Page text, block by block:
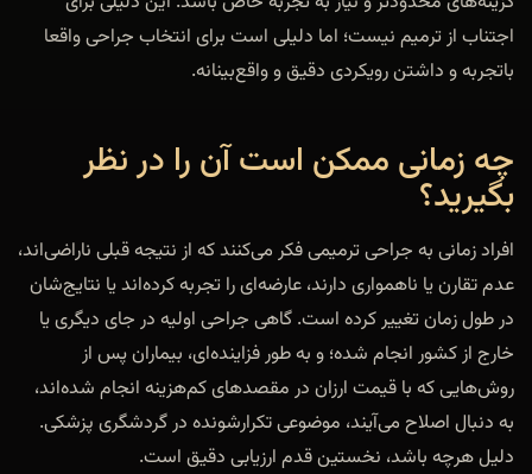
اجتناب از ترمیم نیست؛ اما دلیلی است برای انتخاب جراحی واقعا
باتجربه و داشتن رویکردی دقیق و واقع‌بینانه.
چه زمانی ممکن است آن را در نظر
بگیرید؟
افراد زمانی به جراحی ترمیمی فکر می‌کنند که از نتیجه قبلی ناراضی‌اند،
عدم تقارن یا ناهمواری دارند، عارضه‌ای را تجربه کرده‌اند یا نتایج‌شان
در طول زمان تغییر کرده است. گاهی جراحی اولیه در جای دیگری یا
خارج از کشور انجام شده؛ و به طور فزاینده‌ای، بیماران پس از
روش‌هایی که با قیمت ارزان در مقصدهای کم‌هزینه انجام شده‌اند،
به دنبال اصلاح می‌آیند، موضوعی تکرارشونده در گردشگری پزشکی.
دلیل هرچه باشد، نخستین قدم ارزیابی دقیق است.